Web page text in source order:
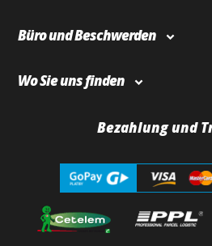
Büro und Beschwerden
Wo Sie uns finden
Bezahlung und